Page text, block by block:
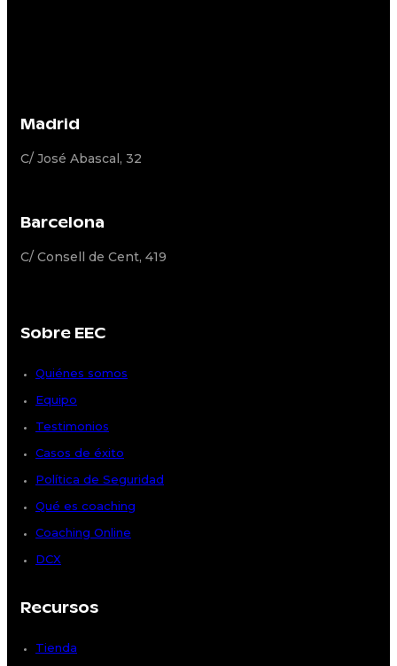
Madrid
C/ José Abascal, 32
Barcelona
C/ Consell de Cent, 419
Sobre EEC
Quiénes somos
Equipo
Testimonios
Casos de éxito
Política de Seguridad
Qué es coaching
Coaching Online
DCX
Recursos
Tienda